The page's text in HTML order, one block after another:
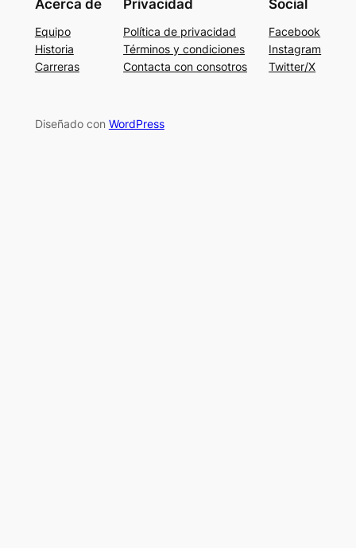
Acerca de
Equipo
Historia
Carreras
Privacidad
Política de privacidad
Términos y condiciones
Contacta con consotros
Social
Facebook
Instagram
Twitter/X
Diseñado con WordPress